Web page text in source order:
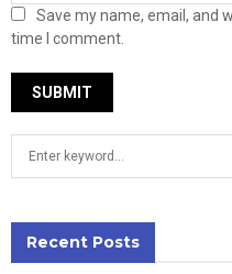
Save my name, email, and
time I comment.
h
Recent Posts